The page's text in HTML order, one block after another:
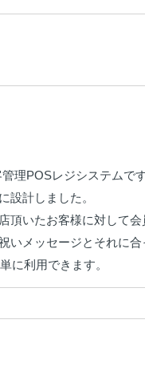
理POSレジシステムです
設計しました。
いたお客様に対して
メッセージとそれに
に利用できます。